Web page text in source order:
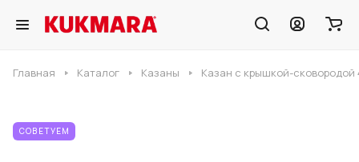
Главная Каталог Казаны Казан с крышкой-
СОВЕТУЕМ